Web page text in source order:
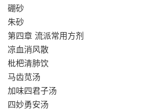
硼砂
朱砂
第四章 流派常用方剂
凉血消风散
枇杷清肺饮
马齿苋汤
加味四君子汤
四妙勇安汤